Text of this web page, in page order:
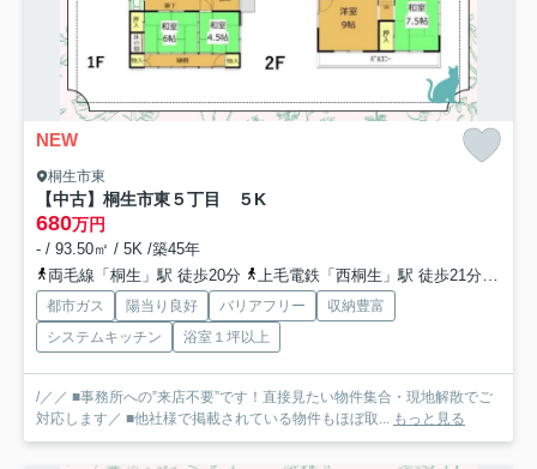
NEW
桐生市東
【中古】桐生市東５丁目 ５K
680万円
- / 93.50㎡ / 5K /築45年
両毛線「桐生」駅 徒歩20分
上毛電鉄「西桐生」駅 徒歩21分
都市ガス 陽当り良好 バリアフリー
収納豊富
システムキッチン
浴室１坪以上
/／／ ■事務所への”来店不要”です！直接見たい物件集合・現地解散でご
対応します／ ■他社様で掲載されている物件もほぼ取... もっと見る